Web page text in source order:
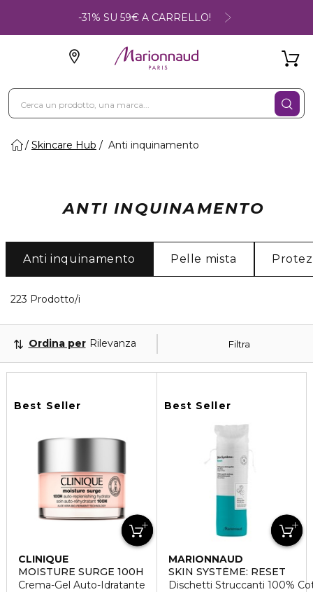
-31% SU 59€ A CARRELLO!
Skincare Hub Anti inquinamento
ANTI INQUINAMENTO
Anti inquinamento Pelle mista
223 Prodotto/i
Filtra
Ordina per Rilevanza
Best Seller
CLINIQUE
MOISTURE SURGE 100H
Crema-Gel Auto-Idratante
Best Seller
MARIONNAUD
SKIN SYSTÈME: RESET
Dischetti Struccanti 100%